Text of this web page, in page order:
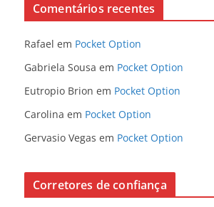
Comentários recentes
Rafael em Pocket Option
Gabriela Sousa em Pocket Option
Eutropio Brion em Pocket Option
Carolina em Pocket Option
Gervasio Vegas em Pocket Option
Corretores de confiança